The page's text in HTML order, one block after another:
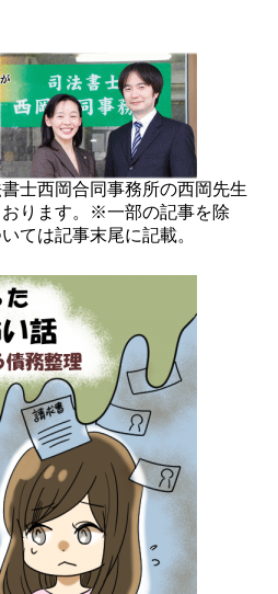
士西岡合同事務所の西岡先生
ります。※一部の記事を除
ては記事末尾に記載。